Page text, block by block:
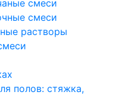
смеси
смеси
растворы
полов: стяжка,